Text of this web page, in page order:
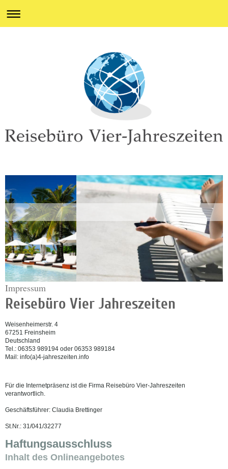
Impressum
Reisebüro Vier Jahreszeiten
Weisenheimerstr. 4
67251 Freinsheim
Deutschland
Tel.: 06353 989194 oder 06353 989184
Mail: info(a)4-jahreszeiten.info
Für die Internetpräsenz ist die Firma Reisebüro Vier-Jahreszeiten
verantwortlich.
Geschäftsführer: Claudia Brettinger
St.Nr.: 31/041/32277
Haftungsausschluss
Inhalt des Onlineangebotes